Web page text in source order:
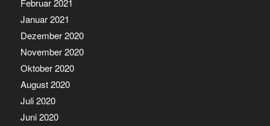
Februar 2021
Januar 2021
Dezember 2020
November 2020
Oktober 2020
August 2020
Juli 2020
Juni 2020